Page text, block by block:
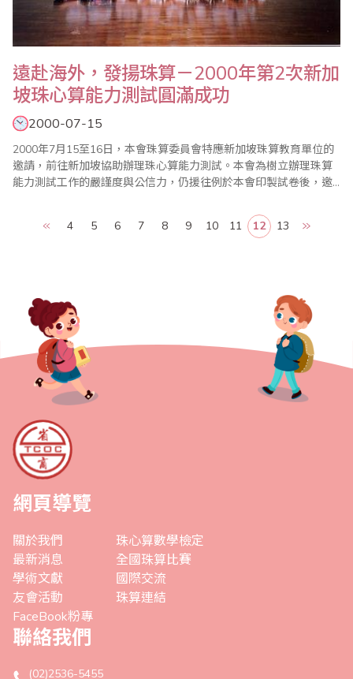
遠赴海外，發揚珠算－2000年第2次新加
坡珠心算能力測試圓滿成功
2000-07-15
2000年7月15至16日，本會珠算委員會特應新加坡珠算教育單位的
邀請，前往新加坡協助辦理珠心算能力測試。本會為樹立辦理珠算
能力測試工作的嚴謹度與公信力，仍援往例於本會印製試卷後，邀
將試卷攜帶回台灣批閱，預定1個月內完成試卷批閱及製發合格證書
工作，讓新加坡的學子能順利的驗收自己在1年的珠心算學習過程中
4 5 6 7 8 9 10 11 12 13
網頁導覽
關於我們
最新消息
學術文獻
友會活動
FaceBook粉專
珠心算數學檢定
全國珠算比賽
國際交流
珠算連結
聯絡我們
(02)2536-5455